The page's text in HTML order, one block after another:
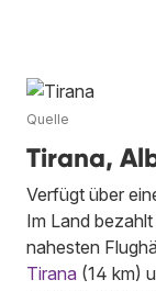
Quelle
Tirana,
Verfügt über
Im Land
nahesten
Tirana (14 km)